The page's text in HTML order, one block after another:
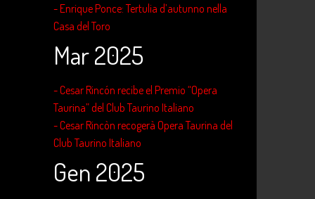
- Enrique Ponce: Tertulia d’autunno nella
Casa del Toro
Mar 2025
- Cesar Rincón recibe el Premio “Opera
Taurina” del Club Taurino Italiano
- Cesar Rincòn recogerà Opera Taurina del
Club Taurino Italiano
Gen 2025